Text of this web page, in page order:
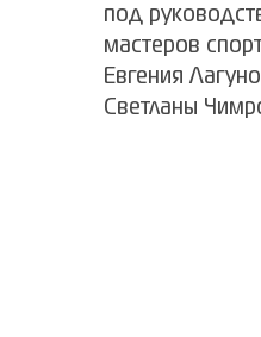
под
мастеров
Евгения
Светланы